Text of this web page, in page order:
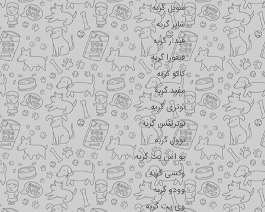
سویل گربه
شایر گربه
فیدار گربه
فیفورا گربه
کاکو گربه
مفید گربه
نوتری گربه
نوترینس گربه
نوول گربه
یو اس پت گربه
وکسی گربه
وودو گربه
وی پت گربه